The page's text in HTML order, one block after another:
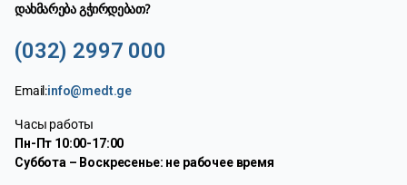
დახმარება გჭირდებათ?
(032) 2997 000
Email:info@medt.ge
Часы работы
Пн-Пт 10:00-17:00
Суббота – Воскресенье: не рабочее время